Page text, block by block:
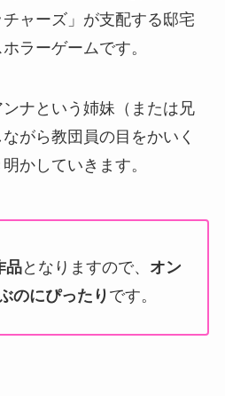
ャーズ」が支配する邸宅
ラーゲームです。
ナという姉妹（または兄
がら教団員の目をかいく
かしていきます。
品となりますので、 オン
のにぴったり です。